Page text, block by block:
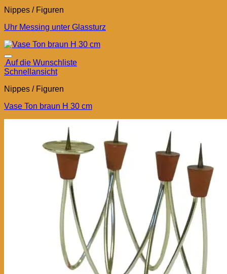
Nippes / Figuren
Uhr Messing unter Glassturz
Auf die Wunschliste
Schnellansicht
Nippes / Figuren
Vase Ton braun H 30 cm